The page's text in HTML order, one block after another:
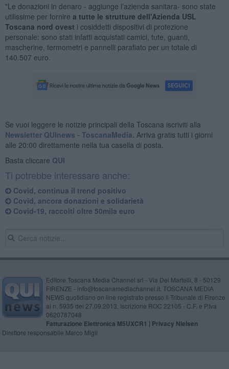
"Le donazioni in denaro - aggiunge l'azienda sanitara- sono state
utilissime per fornire a tutte le strutture dell'Azienda USL
Toscana nord ovest i cosiddetti dispositivi di protezione
personale: sono stati infatti acquistati camici, tute, guanti,
mascherine, termometri e pannelli parafiato per un totale di
140.507 euro.
Se vuoi leggere le notizie principali della Toscana iscriviti alla
Newsletter QUInews - ToscanaMedia. Arriva gratis tutti i giorni
alle 20:00 direttamente nella tua casella di posta.
Basta cliccare QUI
Ti potrebbe interessare anche:
Covid, continua il trend positivo
Covid, ancora donazioni e solidarietà
Covid-19, raccolti oltre 50mila euro
Editore Toscana Media Channel srl - Via Dei Martelli, 8 - 50129
FIRENZE - info@toscanamediachannel.it. TOSCANA MEDIA
NEWS quotidiano on line registrato presso il Tribunale di Firenze
al n. 5935 del 27.09.2013. Iscrizione ROC 22105 - C.F. e P.Iva
0620787048
Fatturazione Elettronica M5UXCR1 | Privacy Nielsen
Direttore responsabile Marco Migli